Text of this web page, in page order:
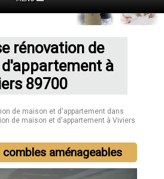
rénovation de
à
89700
de maison et d'appartement dans
de maison et d'appartement à Viviers
combles aménageables